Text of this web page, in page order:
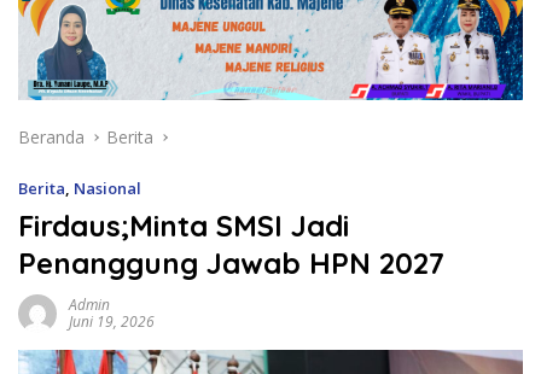
Beranda Berita
Berita Nasional
Firdaus;Minta SMSI Jadi
Penanggung Jawab HPN 2027
Admin
Juni 19, 2026